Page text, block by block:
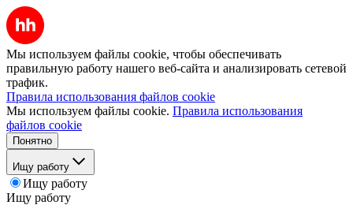
Мы используем файлы cookie, чтобы обеспечивать
правильную работу нашего веб-сайта и анализировать сетевой
трафик.
Правила использования файлов cookie
Мы используем файлы cookie. Правила использования
файлов cookie
Понятно
Ищу работу
Ищу работу
Ищу работу